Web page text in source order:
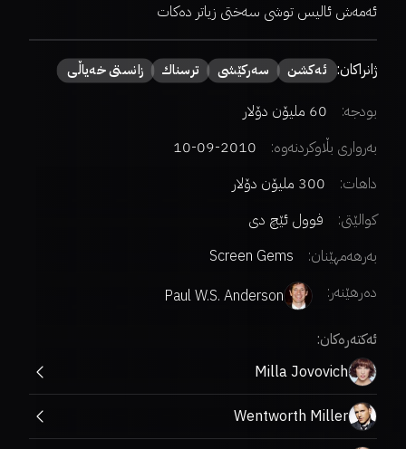
ئەمەش ئالیس توشی سەختی زیاتر دەکات
ژانراکان: ئەكشن سەركێشی ترسناك زانستی خەیاڵی
بودجە:
60 ملیۆن دۆلار
بەرواری بڵاوکردنەوە:
2010-09-10
داهات:
300 ملیۆن دۆلار
کوالێتی:
فوول ئێچ دی
بەرهەمهێنان:
Screen Gems
دەرهێنەر:
Paul W.S. Anderson
ئەکتەرەکان:
Milla Jovovich
Wentworth Miller